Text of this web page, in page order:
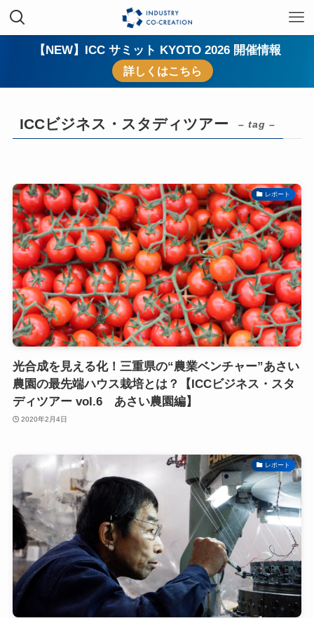
【NEW】ICC サミット KYOTO 2026 開催情報
詳しくはこちら
ICCビジネス・スタディツアー – tag –
レポート
光合成を見える化！三重県の“農業ベンチャー”あさい
農園の最先端ハウス栽培とは？【ICCビジネス・スタ
ディツアー vol.6 あさい農園編】
2020年2月4日
レポート